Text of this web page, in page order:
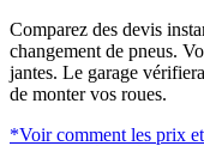
Comparez des devis
changement de pneus.
jantes. Le garage
de monter vos roues.
*Voir comment les prix